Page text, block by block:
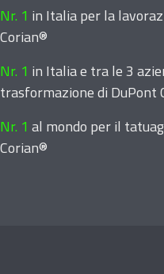
Nr. 1 in Italia per la
Corian®
Nr. 1 in Italia e tra le 3
trasformazione di DuPont
Nr. 1 al mondo per il
Corian®